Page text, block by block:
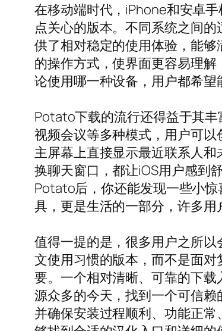
在移动端时代，iPhone和安卓
点关心的版本。不同系统之间
供了相对稳定的使用体验，能
的操作方式，使界面更容易理
论使用哪一种设备，用户都希
Potato下载的流行还得益于其
视频会议等多种模式，用户可
主屏幕上直接显示最近联系人
换聊天窗口，都让iOS用户感到
Potato后，你还能发现一些小
具，更是生活的一部分，许多用
值得一提的是，很多用户之所
文使用习惯的版本，而不是面
要。一个相对清晰、可靠的下
源众多的今天，找到一个可信
并确保安装过程顺利、功能正